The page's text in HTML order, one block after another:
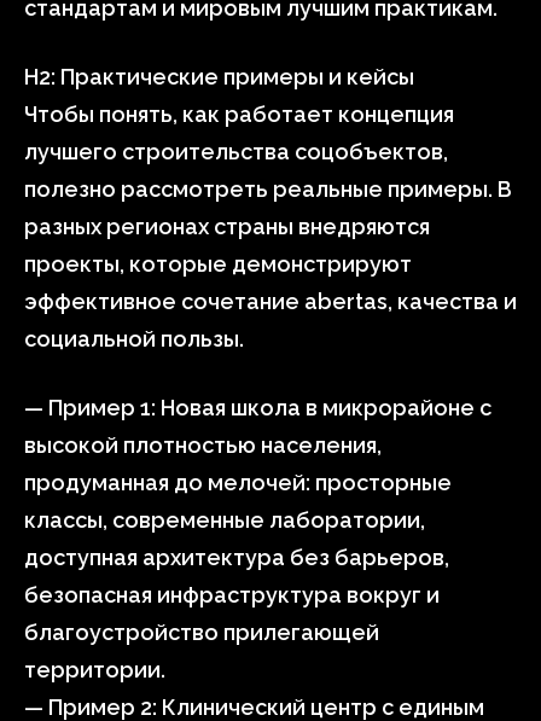
стандартам и мировым лучшим практикам.
H2: Практические примеры и кейсы
Чтобы понять, как работает концепция
лучшего строительства соцобъектов,
полезно рассмотреть реальные примеры. В
разных регионах страны внедряются
проекты, которые демонстрируют
эффективное сочетание abertas, качества и
социальной пользы.
— Пример 1: Новая школа в микрорайоне с
высокой плотностью населения,
продуманная до мелочей: просторные
классы, современные лаборатории,
доступная архитектура без барьеров,
безопасная инфраструктура вокруг и
благоустройство прилегающей
территории.
— Пример 2: Клинический центр с единым